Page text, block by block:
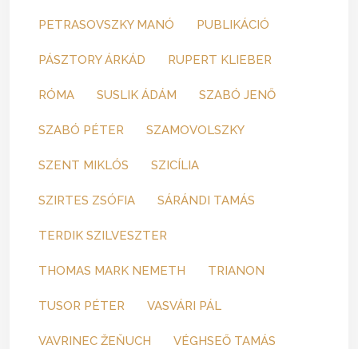
PETRASOVSZKY MANÓ PUBLIKÁCIÓ
PÁSZTORY ÁRKÁD RUPERT KLIEBER
RÓMA SUSLIK ÁDÁM SZABÓ JENŐ
SZABÓ PÉTER SZAMOVOLSZKY
SZENT MIKLÓS SZICÍLIA
SZIRTES ZSÓFIA SÁRÁNDI TAMÁS
TERDIK SZILVESZTER
THOMAS MARK NEMETH TRIANON
TUSOR PÉTER VASVÁRI PÁL
VAVRINEC ŽEŇUCH VÉGHSEŐ TAMÁS